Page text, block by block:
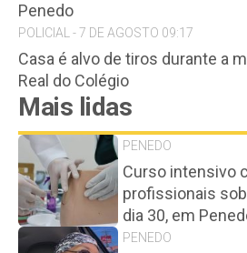
Penedo
POLICIAL - 7 DE AGOSTO 09:17
Casa é alvo de tiros durante a
Real do Colégio
Mais lidas
PENEDO
Curso intensivo
profissionais
dia 30, em
PENEDO